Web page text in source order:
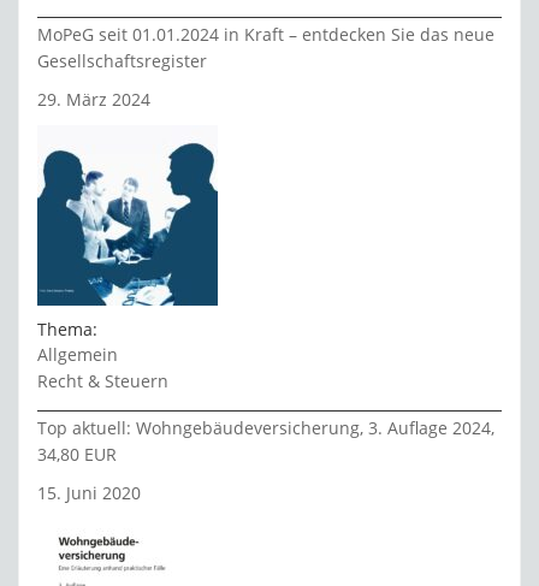
MoPeG seit 01.01.2024 in Kraft – entdecken Sie das neue
Gesellschaftsregister
29. März 2024
Thema:
Allgemein
Recht & Steuern
Top aktuell: Wohngebäudeversicherung, 3. Auflage 2024,
34,80 EUR
15. Juni 2020